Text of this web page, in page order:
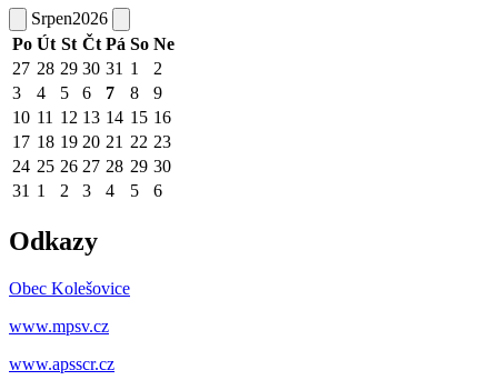
Srpen2026
Po Út St Čt Pá So Ne
27 28 29 30 31 1
2
3
4 5 6 7 8
9
10 11 12 13 14 15 16
17 18 19 20 21 22 23
24 25 26 27 28 29 30
31 1 2 3 4 5 6
Odkazy
Obec Kolešovice
www.mpsv.cz
www.apsscr.cz